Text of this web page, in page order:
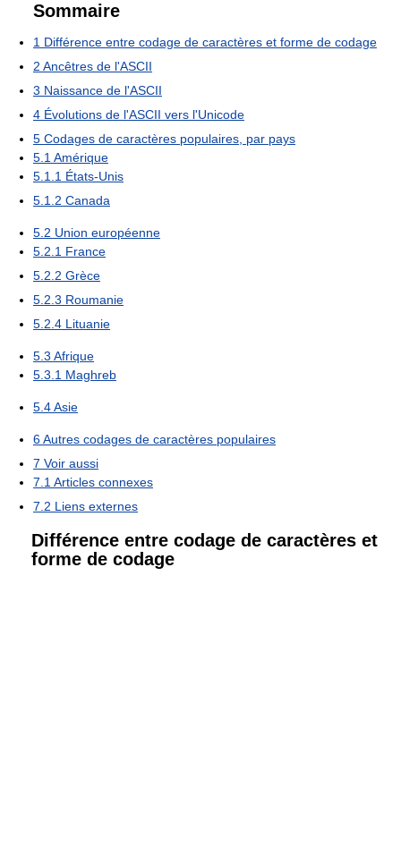
Sommaire
1 Différence entre codage de caractères et forme de codage
2 Ancêtres de l'ASCII
3 Naissance de l'ASCII
4 Évolutions de l'ASCII vers l'Unicode
5 Codages de caractères populaires, par pays
5.1 Amérique
5.1.1 États-Unis
5.1.2 Canada
5.2 Union européenne
5.2.1 France
5.2.2 Grèce
5.2.3 Roumanie
5.2.4 Lituanie
5.3 Afrique
5.3.1 Maghreb
5.4Asie
6Autres codages de caractères populaires
7 Voir aussi
7.1 Articles connexes
7.2 Liens externes
Différence entre codage de caractères et
forme de codage